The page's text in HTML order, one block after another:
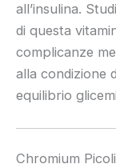
all’insulina.
di questa
complicanze
alla condizione
equilibrio
Chromium